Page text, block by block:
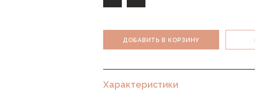
ДОБАВИТЬ В КОРЗИНУ
Характеристики